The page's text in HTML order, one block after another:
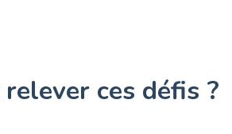
ces défis ?